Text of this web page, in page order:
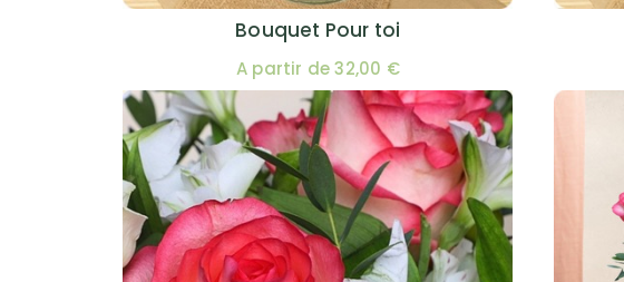
Bouquet Pour toi
A partir de 32,00 €